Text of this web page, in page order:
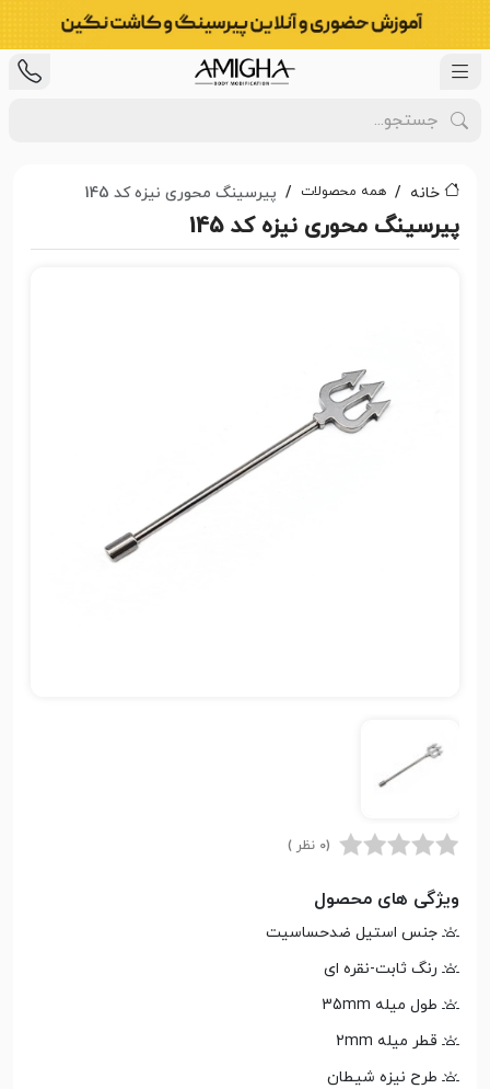
خانه همه محصولات پیرسینگ محوری نیزه کد 145
پیرسینگ محوری نیزه کد 145
(0 نظر )
ویژگی های محصول
جنس استیل ضدحساسیت
رنگ ثابت-نقره ای
طول میله 35mm
قطر میله 2mm
طرح نیزه شیطان